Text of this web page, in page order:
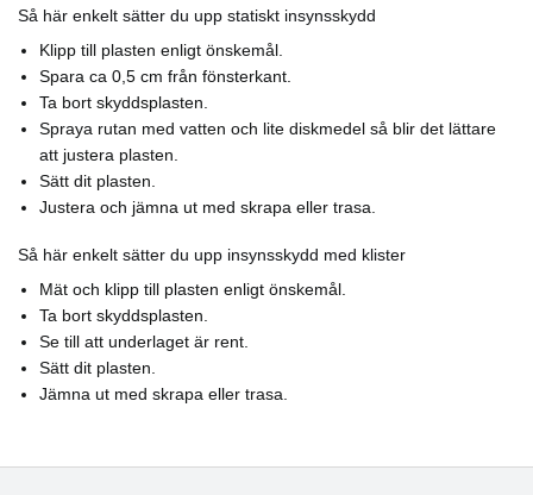
Så här enkelt sätter du upp statiskt insynsskydd
Klipp till plasten enligt önskemål.
Spara ca 0,5 cm från fönsterkant.
Ta bort skyddsplasten.
Spraya rutan med vatten och lite diskmedel så blir det lättare
att justera plasten.
Sätt dit plasten.
Justera och jämna ut med skrapa eller trasa.
Så här enkelt sätter du upp insynsskydd med klister
Mät och klipp till plasten enligt önskemål.
Ta bort skyddsplasten.
Se till att underlaget är rent.
Sätt dit plasten.
Jämna ut med skrapa eller trasa.